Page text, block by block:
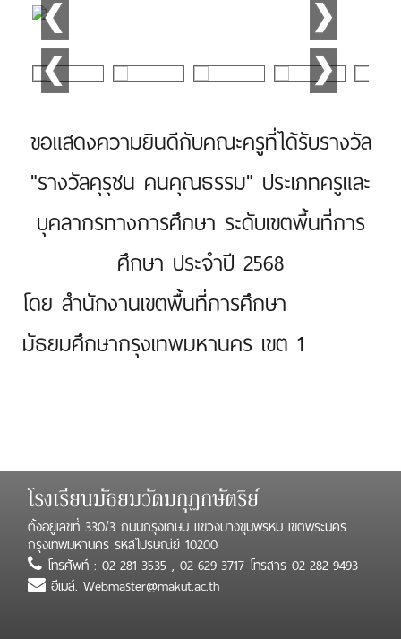
ขอแสดงความยินดีกับคณะครูที่ได้รับรางวัล
"รางวัลคุรุชน คนคุณธรรม" ประเภทครูและ
บุคลากรทางการศึกษา ระดับเขตพื้นที่การ
ศึกษา ประจำปี 2568
โดย สำนักงานเขตพื้นที่การศึกษา
มัธยมศึกษากรุงเทพมหานคร เขต 1
โรงเรียนมัธยมวัดมกุฏกษัตริย์
ตั้งอยู่เลขที่ 330/3 ถนนกรุงเกษม แขวงบางขุนพรหม เขตพระนคร
กรุงเทพมหานคร รหัสไปรษณีย์ 10200
โทรศัพท์ : 02-281-3535 , 02-629-3717 โทรสาร 02-282-9493
อีเมล์. Webmaster@makut.ac.th